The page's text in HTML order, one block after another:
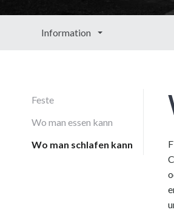
Information
Feste
Wo man essen kann
Wo man schlafen kann